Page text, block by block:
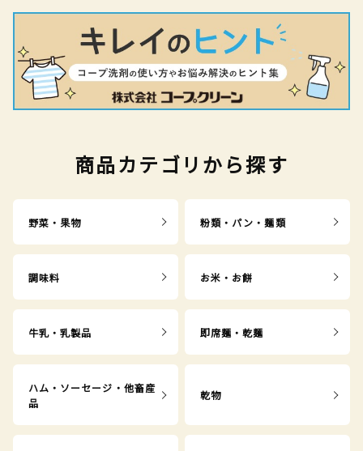
商品カテゴリから探す
野菜・果物 粉類・パン・麺類
調味料 お米・お餅
牛乳・乳製品 即席麺・乾麺
ハム・ソーセージ・他畜産
品
乾物